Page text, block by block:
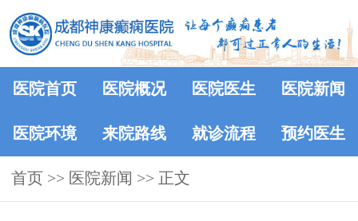
医院首页 医院概况 医院医生 医院新闻
医院环境 来院路线 就诊流程 预约医生
首页 >> 医院新闻 >> 正文